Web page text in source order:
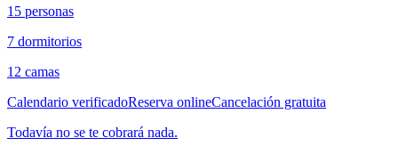
15 personas
7 dormitorios
12 camas
Calendario verificadoReserva onlineCancelación gratuita
Todavía no se te cobrará nada.